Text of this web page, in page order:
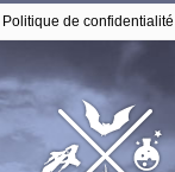
Politique de confidentialité